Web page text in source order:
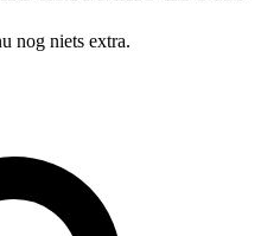
nog niets extra.